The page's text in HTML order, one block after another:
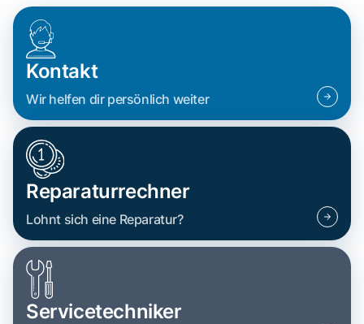
Kontakt
Wir helfen dir persönlich weiter
Reparaturrechner
Lohnt sich eine Reparatur?
Servicetechniker